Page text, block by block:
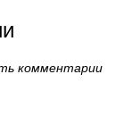
комментарии